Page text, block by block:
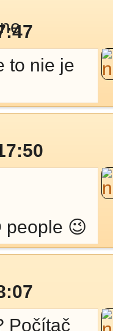
to nie je
people 😉
Počítač